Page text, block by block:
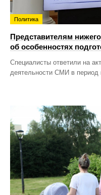
Политика
Представителям
об особенностях
Специалисты ответили на
деятельности СМИ в период